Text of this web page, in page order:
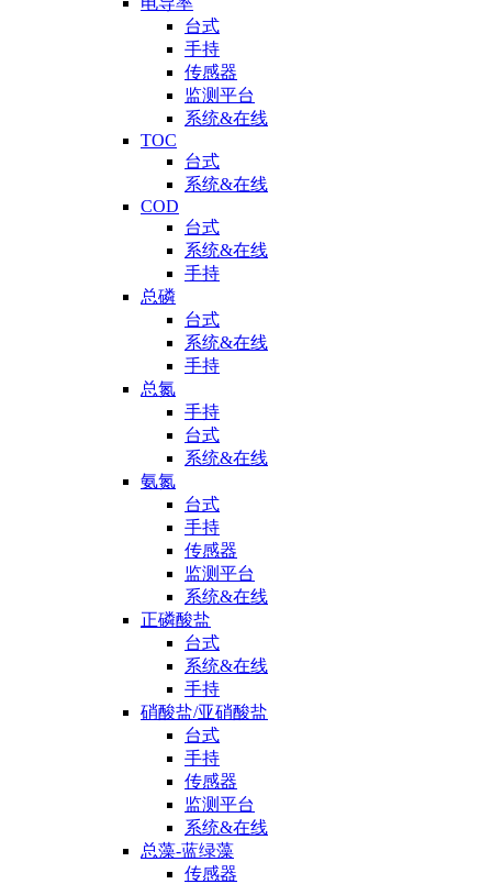
台式
手持
传感器
监测平台
系统&在线
TOC
台式
系统&在线
COD
台式
系统&在线
手持
总磷
台式
系统&在线
手持
总氮
手持
台式
系统&在线
氨氮
台式
手持
传感器
监测平台
系统&在线
正磷酸盐
台式
系统&在线
手持
硝酸盐/亚硝酸盐
台式
手持
传感器
监测平台
系统&在线
总藻-蓝绿藻
传感器